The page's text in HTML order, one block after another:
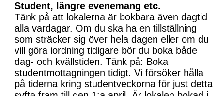
Student, längre evenemang etc.
Tänk på att lokalerna är bokbara även dagtid
alla vardagar. Om du ska ha en tillställning
som sträcker sig över hela dagen eller om du
vill göra iordning tidigare bör du boka både
dag- och kvällstiden. Tänk på: Boka
studentmottagningen tidigt. Vi försöker hålla
på tiderna kring studentveckorna för just detta